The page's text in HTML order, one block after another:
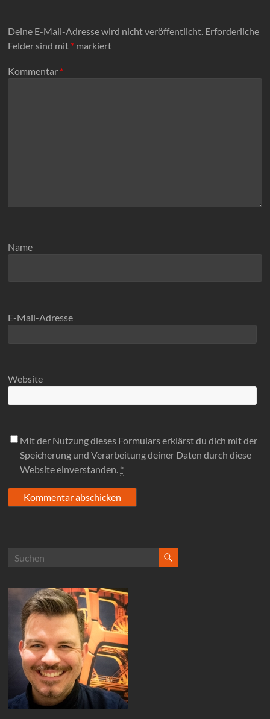
Deine E-Mail-Adresse wird nicht veröffentlicht. Erforderliche
Felder sind mit * markiert
Kommentar *
Name
E-Mail-Adresse
Website
Mit der Nutzung dieses Formulars erklärst du dich mit der
Speicherung und Verarbeitung deiner Daten durch diese
Website einverstanden. *